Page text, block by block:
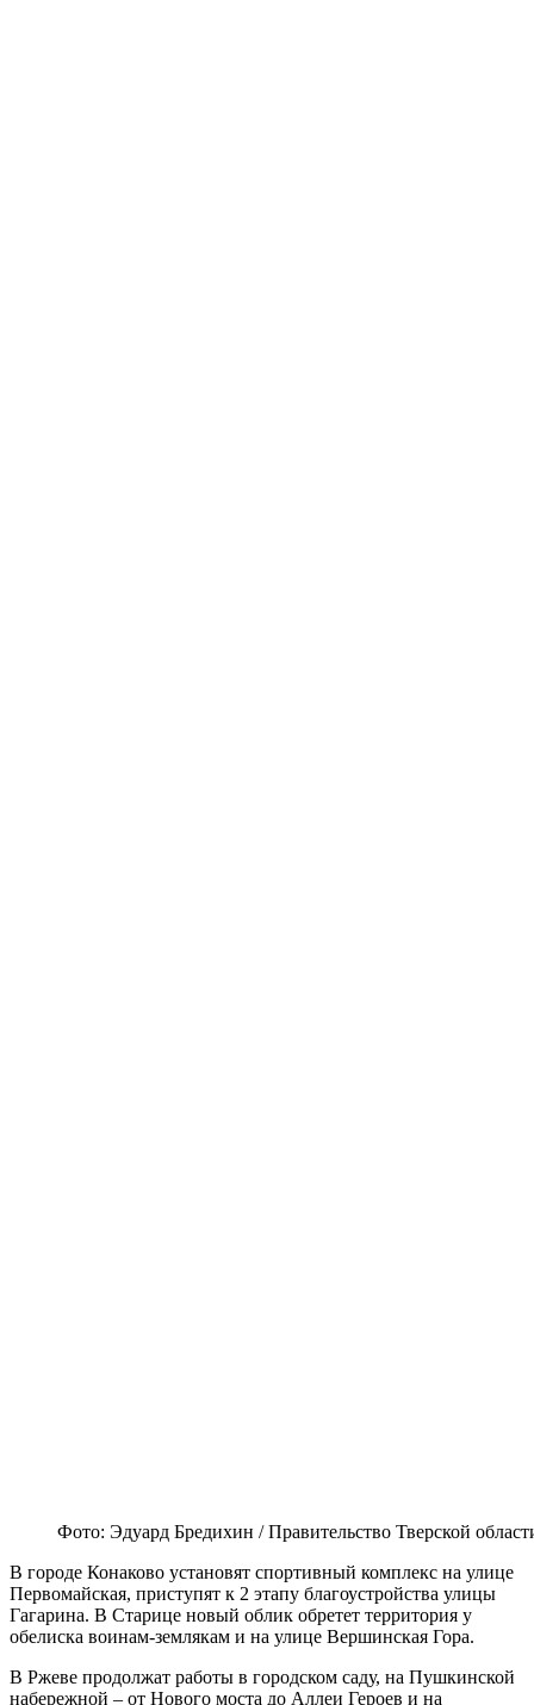
Фото: Эдуард Бредихин / Правительство Тверской
В городе Конаково установят спортивный комплекс на улице
Первомайская, приступят к 2 этапу благоустройства улицы
Гагарина. В Старице новый облик обретет территория у
обелиска воинам-землякам и на улице Вершинская Гора.
В Ржеве продолжат работы в городском саду, на Пушкинской
набережной – от Нового моста до Аллеи Героев и на